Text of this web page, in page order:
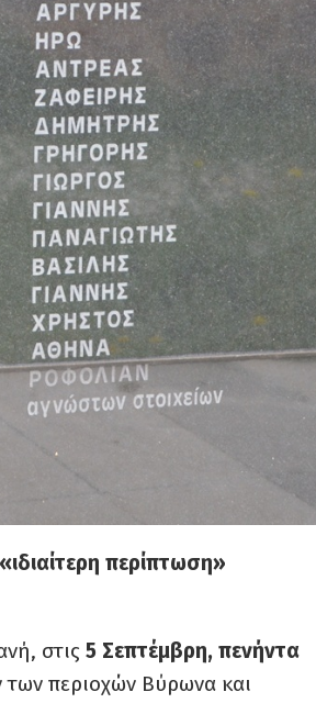
«ιδιαίτερη περίπτωση»
στις 5 Σεπτέμβρη, πενήντα
των περιοχών Βύρωνα και